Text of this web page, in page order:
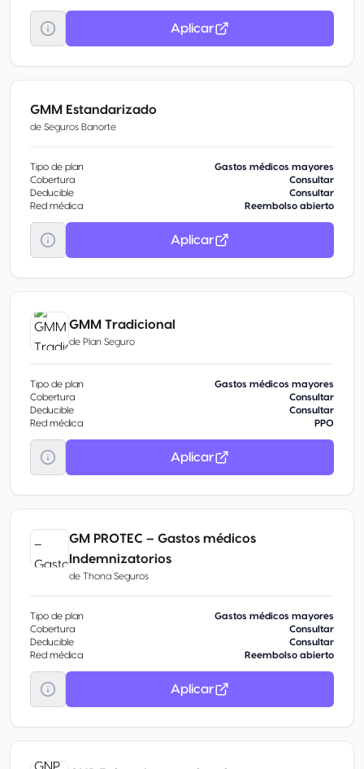
Aplicar
GMM Estandarizado
de Seguros Banorte
Tipo de plan
Gastos médicos mayores
Cobertura
Consultar
Deducible
Consultar
Red médica
Reembolso abierto
Aplicar
GMM Tradicional
de Plan Seguro
Tipo de plan
Gastos médicos mayores
Cobertura
Consultar
Deducible
Consultar
Red médica
PPO
Aplicar
GM PROTEC – Gastos médicos
Indemnizatorios
de Thona Seguros
Tipo de plan
Gastos médicos mayores
Cobertura
Consultar
Deducible
Consultar
Red médica
Reembolso abierto
Aplicar